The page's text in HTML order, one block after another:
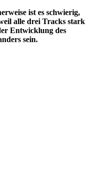
ist es schwierig,
alle drei Tracks stark
Entwicklung des
sein.